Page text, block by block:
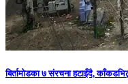
बिर्तामोडका ७ संरचना हटाइँदै,